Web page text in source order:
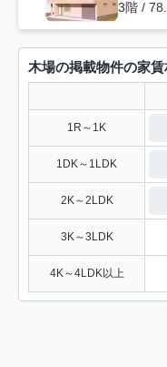
3階 /
木場の掲載物件の家
1R～1K
1DK～1LDK
2K～2LDK
3K～3LDK
4K～4LDK以上